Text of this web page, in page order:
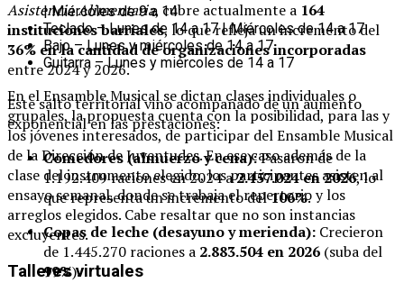
| Miércoles de 9 a 14
Teclado – Lunes de 14 a 17 | Miércoles de 14 a 17
Bajo – Lunes y miércoles de 14 a 17
Guitarra – Lunes y miércoles de 14 a 17
En el Ensamble Musical se dictan clases individuales o
grupales, la propuesta cuenta con la posibilidad, para las y
los jóvenes interesados, de participar del Ensamble Musical
de la Dirección de Juventudes. En ese caso además de la
clase del instrumento elegido, los participantes asisten al
ensayo semanal, donde se trabaja el repertorio y los
arreglos elegidos. Cabe resaltar que no son instancias
excluyentes.
Talleres virtuales
Asistencia Alimentaria, cubre actualmente a 164
instituciones barriales, lo que refleja un incremento del
36% en la cantidad de organizaciones incorporadas
entre 2024 y 2026.
Este salto territorial vino acompañado de un aumento
exponencial en las prestaciones:
Comedores (almuerzo y cena):Pasaron de
1.192.409 raciones en 2024 a2.457.024 en 2026, lo
que representa un incremento del106%.
Copas de leche (desayuno y merienda): Crecieron
de 1.445.270 raciones a 2.883.504 en 2026 (suba del
99%).